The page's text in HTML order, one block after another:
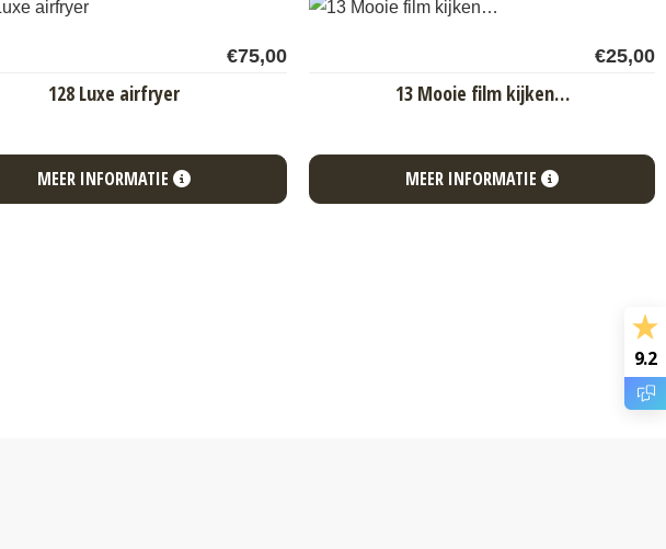
€75,00
128 Luxe airfryer
MEER INFORMATIE
€25,00
13 Mooie film kijken…
MEER INFORMATIE
9.2